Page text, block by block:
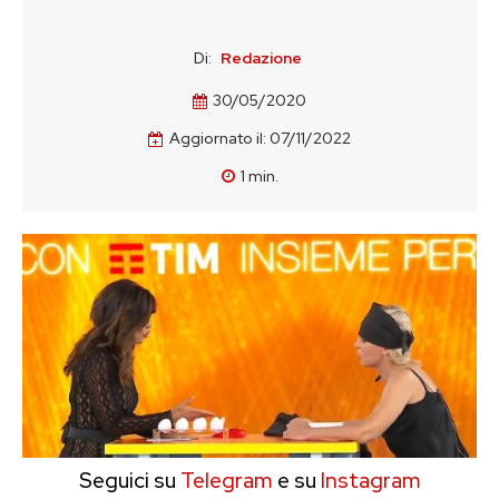
Di: Redazione
30/05/2020
Aggiornato il: 07/11/2022
1 min.
Seguici su Telegram e su Instagram